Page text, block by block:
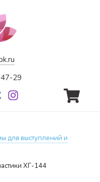
29
для выступлений и
ХГ-144